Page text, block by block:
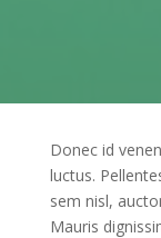
Donec id
luctus.
sem nisl,
Mauris